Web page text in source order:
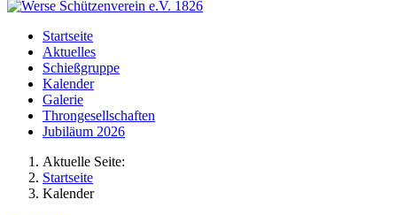
Startseite
Aktuelles
Schießgruppe
Kalender
Galerie
Throngesellschaften
Jubiläum 2026
Aktuelle Seite:
Startseite
Kalender